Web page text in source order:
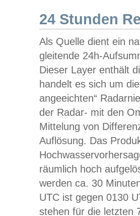
24 Stunden
Als Quelle dient ein
gleitende 24h-
Dieser Layer enthält
handelt es sich um
angeeichten“
der Radar- mit den
Mittelung von
Auflösung. Das
räumlich hoch
werden ca. 30
UTC ist gegen 0130
stehen für die letzten